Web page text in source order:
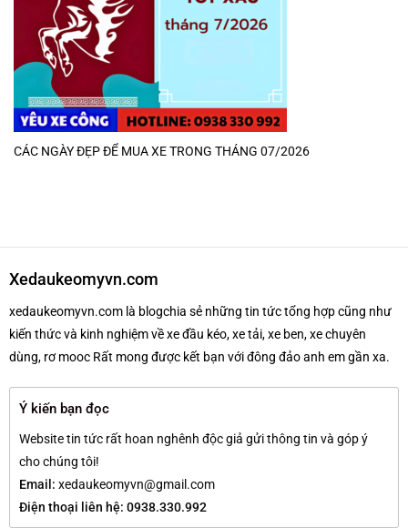
CÁC NGÀY ĐẸP ĐỂ MUA XE TRONG THÁNG 07/2026
Xedaukeomyvn.com
xedaukeomyvn.com là blogchia sẻ những tin tức tổng hợp cũng như
kiến thức và kinh nghiệm về xe đầu kéo, xe tải, xe ben, xe chuyên
dùng, rơ mooc Rất mong được kết bạn với đông đảo anh em gần xa.
Ý kiến bạn đọc
Website tin tức rất hoan nghênh độc giả gửi thông tin và góp ý
cho chúng tôi!
Email: xedaukeomyvn@gmail.com
Điện thoại liên hệ: 0938.330.992